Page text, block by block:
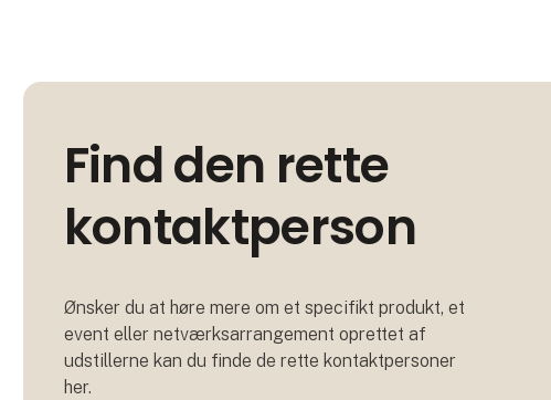
Find den rette
kontaktperson
Ønsker du at høre mere om et specifikt produkt, et
event eller netværksarrangement oprettet af
udstillerne kan du finde de rette kontaktpersoner
her.